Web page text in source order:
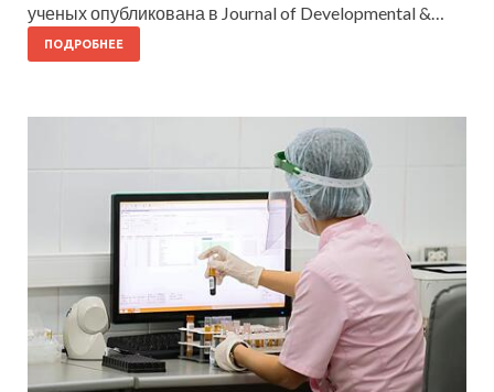
ученых опубликована в Journal of Developmental &…
ПОДРОБНЕЕ